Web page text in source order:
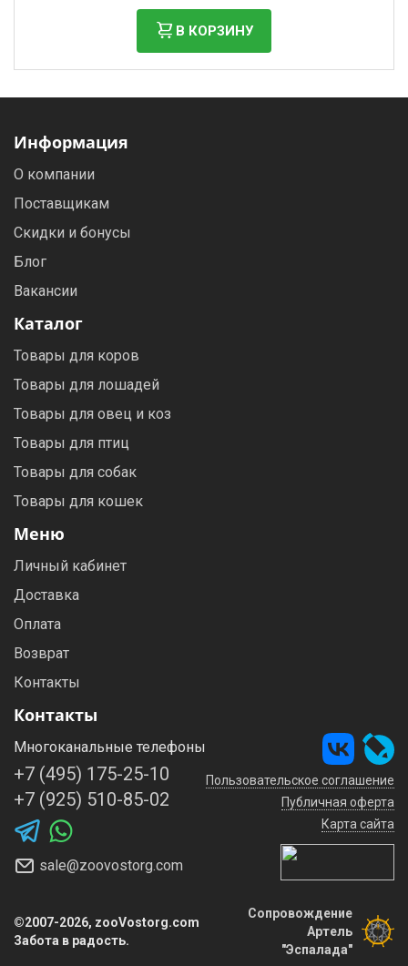
В КОРЗИНУ
Информация
О компании
Поставщикам
Скидки и бонусы
Блог
Вакансии
Каталог
Товары для коров
Товары для лошадей
Товары для овец и коз
Товары для птиц
Товары для собак
Товары для кошек
Меню
Личный кабинет
Доставка
Оплата
Возврат
Контакты
Контакты
Многоканальные телефоны
+7 (495) 175-25-10
+7 (925) 510-85-02
sale@zoovostorg.com
Пользовательское соглашение
Публичная оферта
Карта сайта
©2007-2026, zooVostorg.com
Забота в радость.
Сопровождение
Артель
"Эспалада"